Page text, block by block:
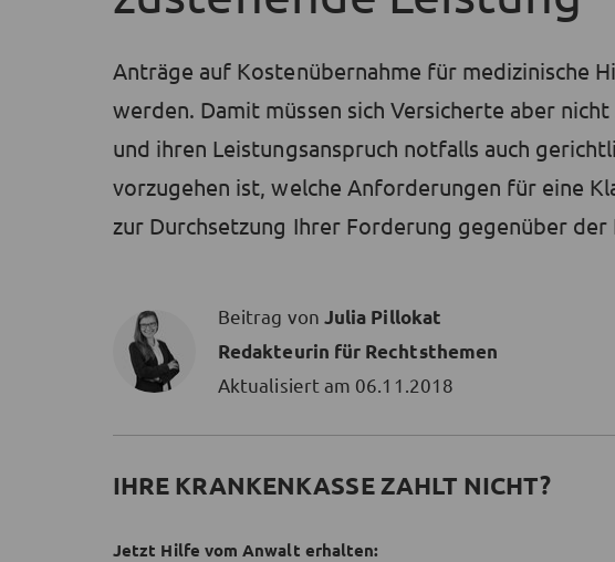
Anträge auf Kostenübernahme für medizinische
werden. Damit müssen sich Versicherte aber
und ihren Leistungsanspruch notfalls auch
vorzugehen ist, welche Anforderungen für eine
zur Durchsetzung Ihrer Forderung gegenüber
Beitrag von Julia Pillokat
Redakteurin für Rechtsthemen
Aktualisiert am 06.11.2018
IHRE KRANKENKASSE ZAHLT NICHT?
Jetzt Hilfe vom Anwalt erhalten: